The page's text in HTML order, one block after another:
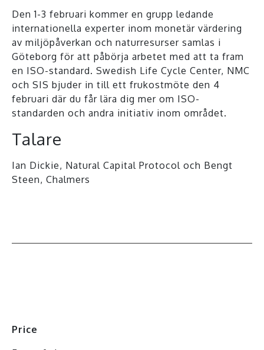
Den 1-3 februari kommer en grupp ledande
internationella experter inom monetär värdering
av miljöpåverkan och naturresurser samlas i
Göteborg för att påbörja arbetet med att ta fram
en ISO-standard. Swedish Life Cycle Center, NMC
och SIS bjuder in till ett frukostmöte den 4
februari där du får lära dig mer om ISO-
standarden och andra initiativ inom området.
Talare
Ian Dickie, Natural Capital Protocol och Bengt
Steen, Chalmers
Price